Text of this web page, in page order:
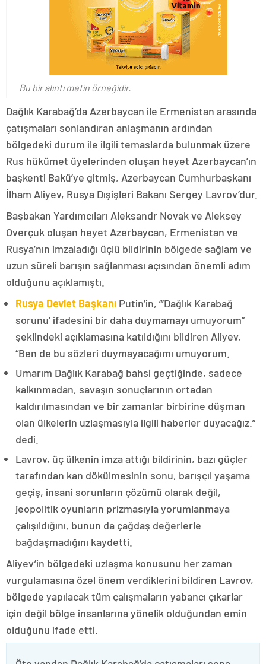
Bu bir alıntı metin örneğidir.
Dağlık Karabağ’da Azerbaycan ile Ermenistan arasında
çatışmaları sonlandıran anlaşmanın ardından
bölgedeki durum ile ilgili temaslarda bulunmak üzere
Rus hükümet üyelerinden oluşan heyet Azerbaycan’ın
başkenti Bakü’ye gitmiş, Azerbaycan Cumhurbaşkanı
İlham Aliyev, Rusya Dışişleri Bakanı Sergey Lavrov’dur.
Başbakan Yardımcıları Aleksandr Novak ve Aleksey
Overçuk oluşan heyet Azerbaycan, Ermenistan ve
Rusya’nın imzaladığı üçlü bildirinin bölgede sağlam ve
uzun süreli barışın sağlanması açısından önemli adım
olduğunu açıklamıştı.
Rusya Devlet Başkanı Putin’in, “‘Dağlık Karabağ
sorunu’ ifadesini bir daha duymamayı umuyorum”
şeklindeki açıklamasına katıldığını bildiren Aliyev,
“Ben de bu sözleri duymayacağımı umuyorum.
Umarım Dağlık Karabağ bahsi geçtiğinde, sadece
kalkınmadan, savaşın sonuçlarının ortadan
kaldırılmasından ve bir zamanlar birbirine düşman
olan ülkelerin uzlaşmasıyla ilgili haberler duyacağız.”
dedi.
Lavrov, üç ülkenin imza attığı bildirinin, bazı güçler
tarafından kan dökülmesinin sonu, barışçıl yaşama
geçiş, insani sorunların çözümü olarak değil,
jeopolitik oyunların prizmasıyla yorumlanmaya
çalışıldığını, bunun da çağdaş değerlerle
bağdaşmadığını kaydetti.
Aliyev’in bölgedeki uzlaşma konusunu her zaman
vurgulamasına özel önem verdiklerini bildiren Lavrov,
bölgede yapılacak tüm çalışmaların yabancı çıkarlar
için değil bölge insanlarına yönelik olduğundan emin
olduğunu ifade etti.